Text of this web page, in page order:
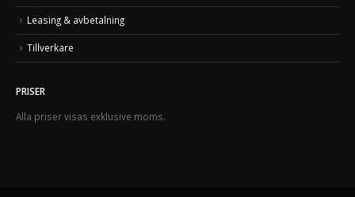
Leasing & avbetalning
Tillverkare
PRISER
Alla priser visas exklusive moms.